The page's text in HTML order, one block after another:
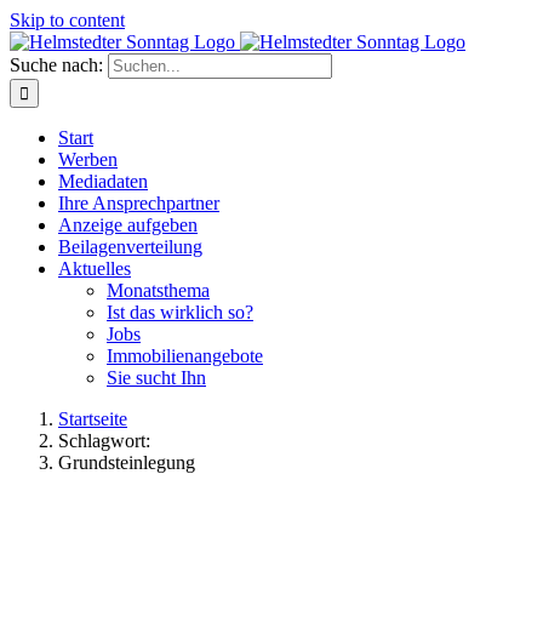
Skip to content
Suche nach:
Start
Werben
Mediadaten
Ihre Ansprechpartner
Anzeige aufgeben
Beilagenverteilung
Aktuelles
Monatsthema
Ist das wirklich so?
Jobs
Immobilienangebote
Sie sucht Ihn
Startseite
Schlagwort:
Grundsteinlegung